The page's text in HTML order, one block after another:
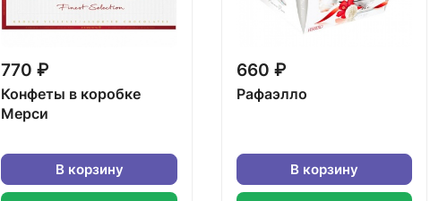
770 ₽
Конфеты в коробке
Мерси
В корзину
660 ₽
Рафаэлло
В корзину